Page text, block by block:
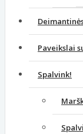
Paveikslai
Spalvink!